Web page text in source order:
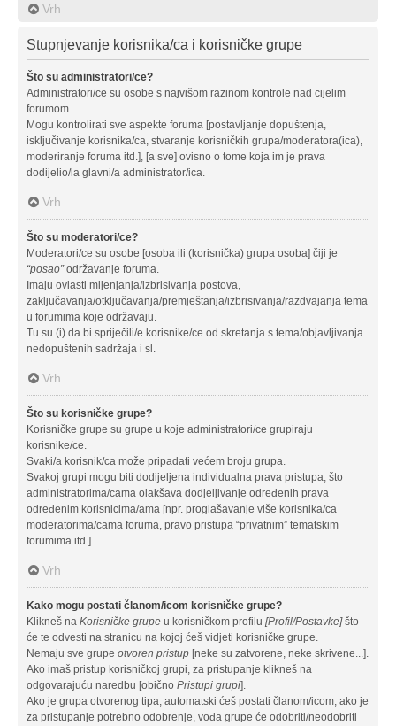
Vrh
Stupnjevanje korisnika/ca i korisničke grupe
Što su administratori/ce?
Administratori/ce su osobe s najvišom razinom kontrole nad cijelim
forumom.
Mogu kontrolirati sve aspekte foruma [postavljanje dopuštenja,
isključivanje korisnika/ca, stvaranje korisničkih grupa/moderatora(ica),
moderiranje foruma itd.], [a sve] ovisno o tome koja im je prava
dodijelio/la glavni/a administrator/ica.
Vrh
Što su moderatori/ce?
Moderatori/ce su osobe [osoba ili (korisnička) grupa osoba] čiji je
“posao”održavanje foruma.
Imaju ovlasti mijenjanja/izbrisivanja postova,
zaključavanja/otključavanja/premještanja/izbrisivanja/razdvajanja tema
u forumima koje održavaju.
Tu su (i) da bi spriječili/e korisnike/ce od skretanja s tema/objavljivanja
nedopuštenih sadržaja i sl.
Vrh
Što su korisničke grupe?
Korisničke grupe su grupe u koje administratori/ce grupiraju
korisnike/ce.
Svaki/a korisnik/ca može pripadati većem broju grupa.
Svakoj grupi mogu biti dodijeljena individualna prava pristupa, što
administratorima/cama olakšava dodjeljivanje određenih prava
određenim korisnicima/ama [npr. proglašavanje više korisnika/ca
moderatorima/cama foruma, pravo pristupa “privatnim” tematskim
forumima itd.].
Vrh
Kako mogu postati članom/icom korisničke grupe?
Klikneš na Korisničke grupe u korisničkom profilu [Profil/Postavke]što
će te odvesti na stranicu na kojoj ćeš vidjeti korisničke grupe.
Nemaju sve grupe otvoren pristup [neke su zatvorene, neke skrivene...].
Ako imaš pristup korisničkoj grupi, za pristupanje klikneš na
odgovarajuću naredbu [obično Pristupi grupi].
Ako je grupa otvorenog tipa, automatski ćeš postati članom/icom, ako je
za pristupanje potrebno odobrenje, vođa grupe će odobriti/neodobriti